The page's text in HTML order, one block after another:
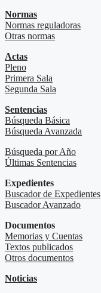
Normas
Normas reguladoras
Otras normas
Actas
Pleno
Primera Sala
Segunda Sala
Sentencias
Búsqueda Básica
Búsqueda Avanzada
Búsqueda por Año
Últimas Sentencias
Expedientes
Buscador de Expedientes
Buscador Avanzado
Documentos
Memorias y Cuentas
Textos publicados
Otros documentos
Noticias